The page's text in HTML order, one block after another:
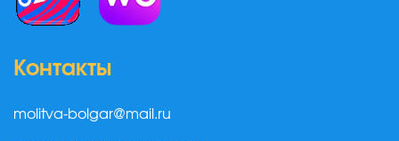
Контакты
molitva-bolgar@mail.ru